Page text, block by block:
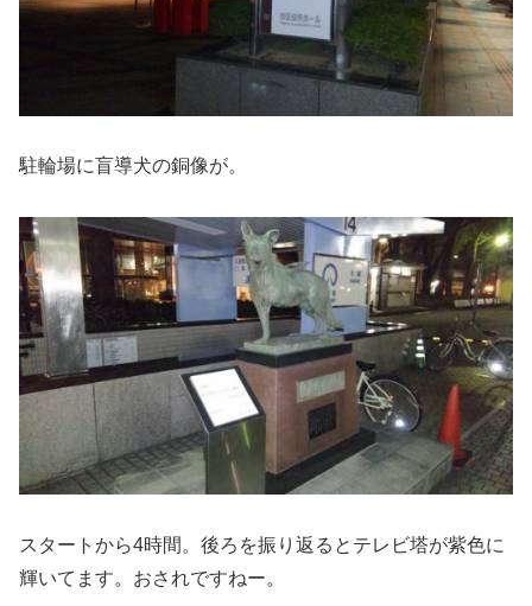
駐輪場に盲導犬の銅像が。
スタートから4時間。後ろを振り返るとテレビ塔が紫色に
輝いてます。おされですねー。